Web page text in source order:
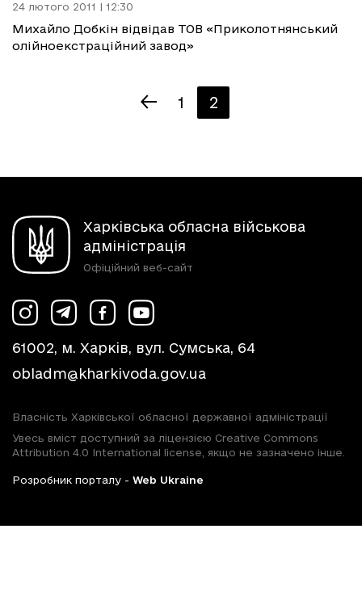
24 лютого 2011 | 12:30
Михайло Добкін відвідав ТОВ «Приколотнянський
олійноекстраційний завод»
1 2
Харківська обласна військова
адміністрація
Офіційний веб-сайт
61002, м. Харків, вул. Сумська, 64
obladm@kharkivoda.gov.ua
Власність Харківської обласної державної адміністрації
Увесь вміст доступний за ліцензією Creative Commons
Attribution 4.0 International license, якщо не зазначено інше.
Розробник порталу - Web Ukraine